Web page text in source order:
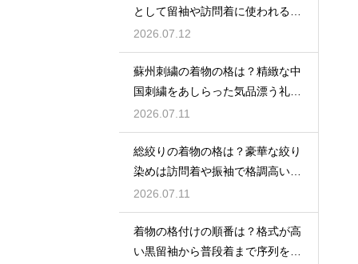
として留袖や訪問着に使われる高
級素材
2026.07.12
蘇州刺繍の着物の格は？精緻な中
国刺繍をあしらった気品漂う礼装
着
2026.07.11
総絞りの着物の格は？豪華な絞り
染めは訪問着や振袖で格調高い印
象に
2026.07.11
着物の格付けの順番は？格式が高
い黒留袖から普段着まで序列を解